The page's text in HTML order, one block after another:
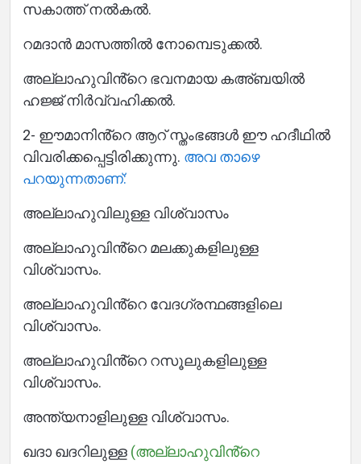
സകാത്ത് നൽകൽ.
റമദാൻ മാസത്തിൽ നോമ്പെടുക്കൽ.
അല്ലാഹുവിൻ്റെ ഭവനമായ കഅ്ബയിൽ
ഹജ്ജ് നിർവ്വഹിക്കൽ.
2- ഈമാനിൻ്റെ ആറ് സ്തംഭങ്ങൾ ഈ ഹദീഥിൽ
വിവരിക്കപ്പെട്ടിരിക്കുന്നു. അവ താഴെ
പറയുന്നതാണ്:
അല്ലാഹുവിലുള്ള വിശ്വാസം
അല്ലാഹുവിൻ്റെ മലക്കുകളിലുള്ള
വിശ്വാസം.
അല്ലാഹുവിൻ്റെ വേദഗ്രന്ഥങ്ങളിലെ
വിശ്വാസം.
അല്ലാഹുവിൻ്റെ റസൂലുകളിലുള്ള
വിശ്വാസം.
അന്ത്യനാളിലുള്ള വിശ്വാസം.
ഖദാ ഖദറിലുള്ള (അല്ലാഹുവിൻ്റെ